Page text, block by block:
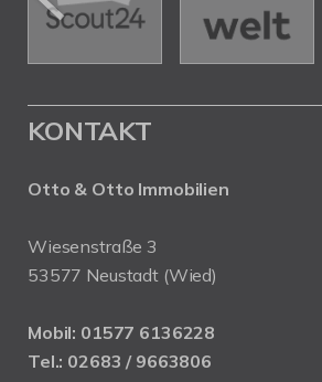
KONTAKT
Otto & Otto Immobilien
Wiesenstraße 3
53577 Neustadt (Wied)
Mobil: 01577 6136228
Tel.: 02683 / 9663806